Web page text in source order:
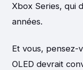
Xbox Series, qui
années.
Et vous, pensez-
OLED devrait